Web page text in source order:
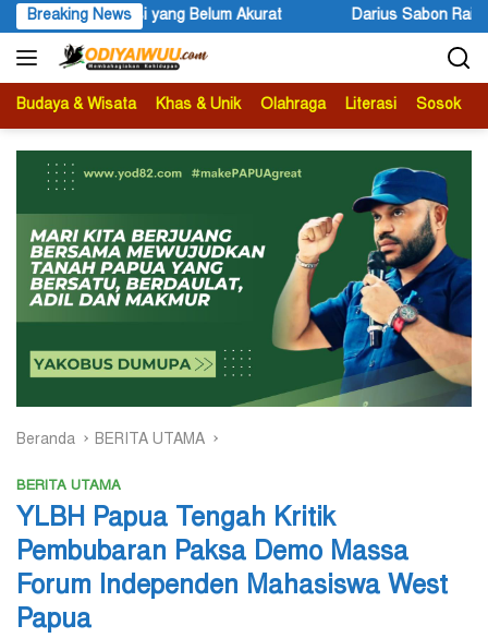
Langsung
ke
konten
Breaking News
yang Belum Akurat Darius Sabon Rain: 19 Finalis
Budaya & Wisata Khas & Unik Olahraga Literasi Sosok
Beranda BERITA UTAMA
BERITA UTAMA
YLBH Papua Tengah Kritik
Pembubaran Paksa Demo Massa
Forum Independen Mahasiswa West
Papua